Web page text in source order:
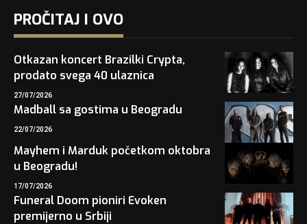
PROČITAJ I OVO
Otkazan koncert Brazilki Crypta,
prodato svega 40 ulaznica
27/07/2026
Madball sa gostima u Beogradu
22/07/2026
Mayhem i Marduk početkom oktobra
u Beogradu!
17/07/2026
Funeral Doom pioniri Evoken
premijerno u Srbiji